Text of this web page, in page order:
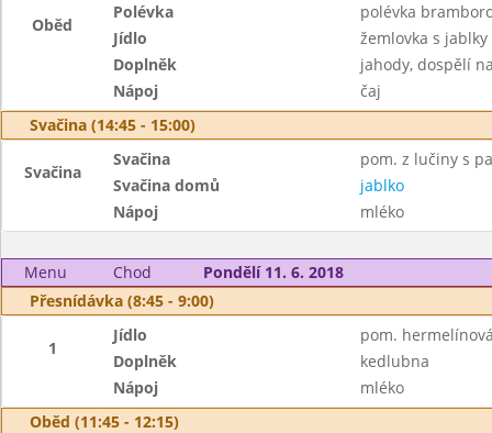
Oběd
Polévka
polévka
Jídlo
žemlovka s
Doplněk
jahody, dospělí
Nápoj
čaj
Svačina (14:45 - 15:00)
Svačina
Svačina
pom. z lučiny s
Svačina domů
jablko
Nápoj
mléko
Menu Chod
Pondělí 11. 6. 2018
Přesnídávka (8:45 - 9:00)
1
Jídlo
pom.
Doplněk
kedlubna
Nápoj
mléko
Oběd (11:45 - 12:15)